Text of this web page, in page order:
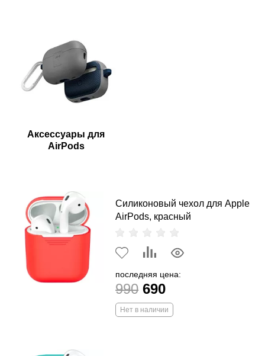
Аксессуары для
AirPods
Силиконовый чехол для Apple
AirPods, красный
последняя цена:
990 690
Нет в наличии